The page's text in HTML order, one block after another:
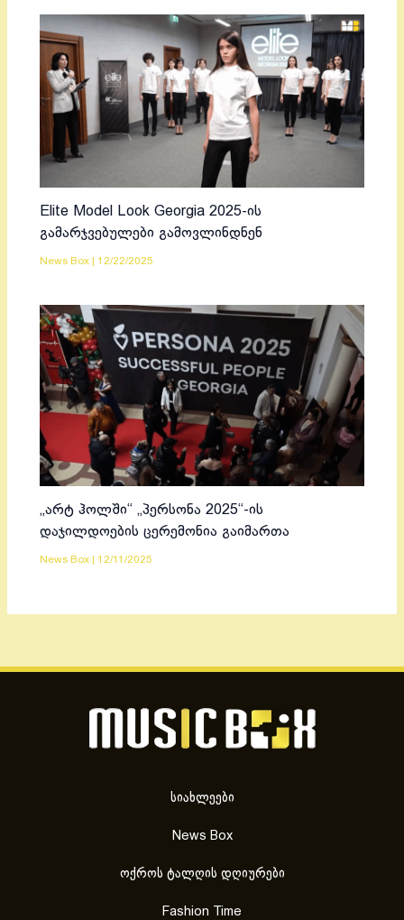
Elite Model Look Georgia 2025-ის
გამარჯვებულები გამოვლინდნენ
News Box |12/22/2025
„არტ ჰოლში“ „პერსონა 2025“-ის
დაჯილდოების ცერემონია გაიმართა
News Box |12/11/2025
სიახლეები
News Box
ოქროს ტალღის დღიურები
Fashion Time